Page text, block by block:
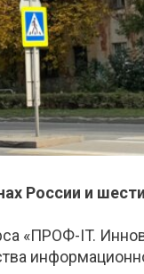
России и
«ПРОФ-IT.